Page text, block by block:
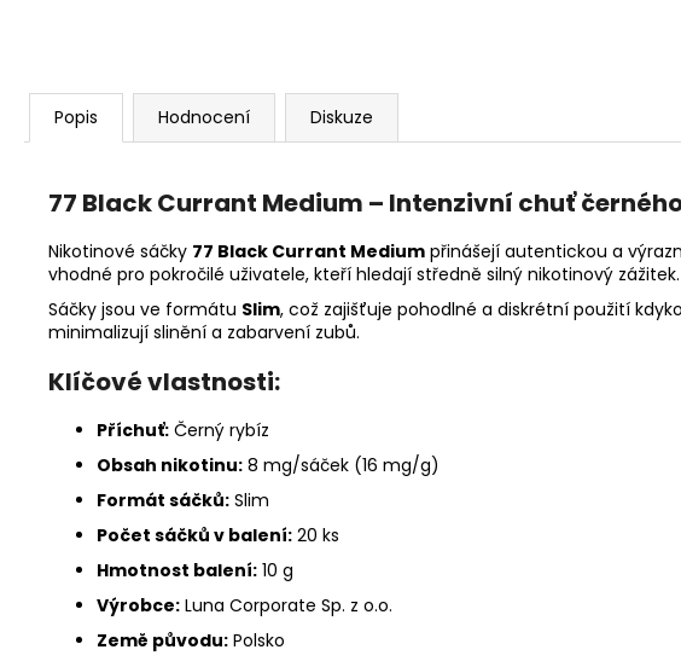
Popis Hodnocení Diskuze
77 Black Currant Medium – Intenzivní chuť
Nikotinové sáčky 77 Black Currant Medium přinášejí autentickou a
vhodné pro pokročilé uživatele, kteří hledají středně silný nikotinový zážitek.
Sáčky jsou ve formátu Slim, což zajišťuje pohodlné a diskrétní použití
minimalizují slinění a zabarvení zubů.
Klíčové vlastnosti:
Příchuť: Černý rybíz
Obsah nikotinu: 8 mg/sáček (16 mg/g)
Formát sáčků: Slim
Počet sáčků v balení: 20 ks
Hmotnost balení: 10 g
Výrobce: Luna Corporate Sp. z o.o.
Země původu: Polsko